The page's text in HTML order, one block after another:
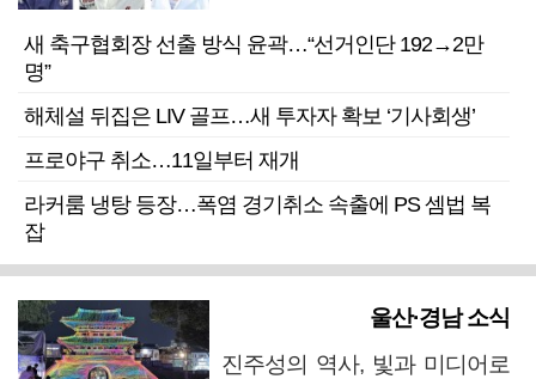
새 축구협회장 선출 방식 윤곽…“선거인단 192→2만
명”
해체설 뒤집은 LIV 골프…새 투자자 확보 ‘기사회생’
프로야구 취소…11일부터 재개
라커룸 냉탕 등장…폭염 경기취소 속출에 PS 셈법 복
잡
울산·경남 소식
진주성의 역사, 빛과 미디어로